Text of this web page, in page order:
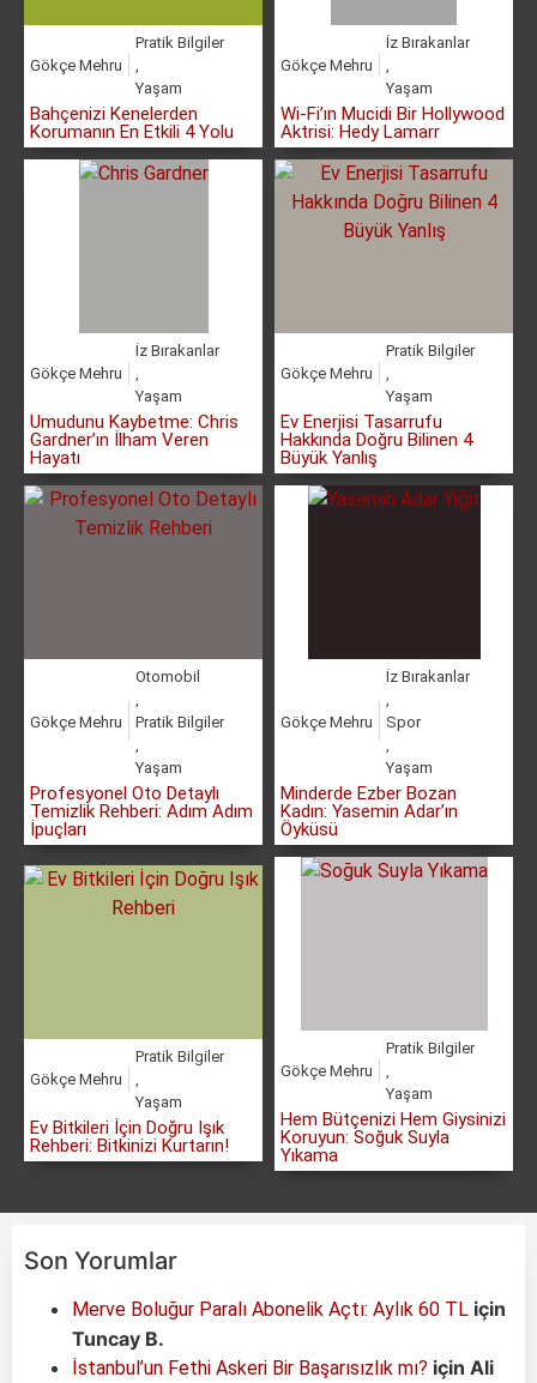
Gökçe Mehru
Pratik Bilgiler
Yaşam
Bahçenizi Kenelerden
Korumanın En Etkili 4 Yolu
Gökçe Mehru
İz Bırakanlar
Yaşam
Wi-Fi’ın Mucidi Bir Hollywood
Aktrisi: Hedy Lamarr
Gökçe Mehru
İz Bırakanlar
Yaşam
Umudunu Kaybetme: Chris
Gardner’ın İlham Veren
Hayatı
Gökçe Mehru
Pratik Bilgiler
Yaşam
Ev Enerjisi Tasarrufu
Hakkında Doğru Bilinen 4
Büyük Yanlış
Gökçe Mehru
Otomobil
Pratik Bilgiler
Yaşam
Profesyonel Oto Detaylı
Temizlik Rehberi: Adım Adım
İpuçları
Gökçe Mehru
İz Bırakanlar
Spor
Yaşam
Minderde Ezber Bozan
Kadın: Yasemin Adar’ın
Öyküsü
Gökçe Mehru
Pratik Bilgiler
,
Yaşam
Ev Bitkileri İçin Doğru Işık
Rehberi: Bitkinizi Kurtarın!
Gökçe Mehru
Pratik Bilgiler
Yaşam
Hem Bütçenizi Hem Giysinizi
Koruyun: Soğuk Suyla
Yıkama
Son Yorumlar
Merve Boluğur Paralı Abonelik Açtı: Aylık 60 TL için
Tuncay B.
İstanbul’un Fethi Askeri Bir Başarısızlık mı? için Ali